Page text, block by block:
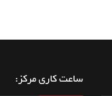
ساعت کاری مرکز: